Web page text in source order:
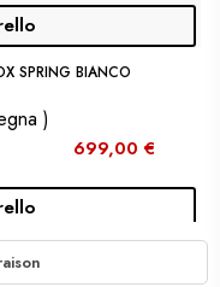
SPRING BIANCO
)
699,00 €